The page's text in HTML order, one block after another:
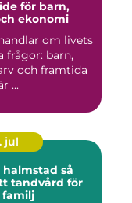
för barn,
ekonomi
om livets
frågor: barn,
och framtida
...
jul
så
tandvård för
familj